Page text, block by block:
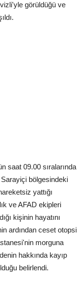
görüldüğü ve
saat 09.00 sıralarında
Sarayiçi bölgesindeki
yattığı
ve AFAD ekipleri
kişinin hayatını
ardından ceset otopsi
morguna
hakkında kayıp
belirlendi.